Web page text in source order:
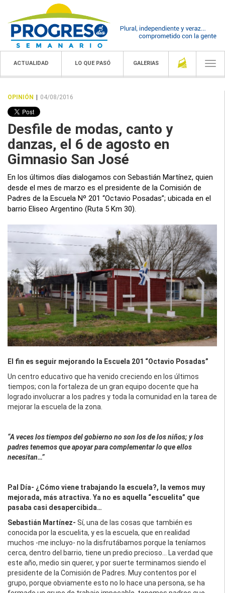
ACTUALIDAD LO QUE PASÓ GALERIAS
OPINIÓN | 04/08/2016
Desfile de modas, canto y
danzas, el 6 de agosto en
Gimnasio San José
En los últimos días dialogamos con Sebastián Martínez, quien
desde el mes de marzo es el presidente de la Comisión de
Padres de la Escuela Nº 201 “Octavio Posadas”; ubicada en el
barrio Eliseo Argentino (Ruta 5 Km 30).
El fin es seguir mejorando la Escuela 201 “Octavio Posadas”
Un centro educativo que ha venido creciendo en los últimos
tiempos; con la fortaleza de un gran equipo docente que ha
logrado involucrar a los padres y toda la comunidad en la tarea de
mejorar la escuela de la zona.
“A veces los tiempos del gobierno no son los de los niños; y los
padres tenemos que apoyar para complementar lo que ellos
necesitan…”
P.al Día- ¿Cómo viene trabajando la escuela?, la vemos muy
mejorada, más atractiva. Ya no es aquella “escuelita” que
pasaba casi desapercibida…
Sebastián Martínez- Sí, una de las cosas que también es
conocida por la escuelita, y es la escuela, que en realidad
muchos -me incluyo- no la disfrutábamos porque la teníamos
cerca, dentro del barrio, tiene un predio precioso… La verdad que
este año, medio sin querer, y por suerte terminamos siendo el
presidente de la Comisión de Padres. Muy contentos por el
grupo, porque obviamente esto no lo hace una persona, se ha